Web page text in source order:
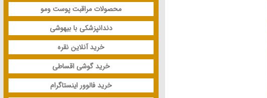
محصولات مراقبت پوست ومو
دندانپزشکی با بیهوشی
خرید آنلاین نقره
خرید گوشی اقساطی
خرید فالوور اینستاگرام